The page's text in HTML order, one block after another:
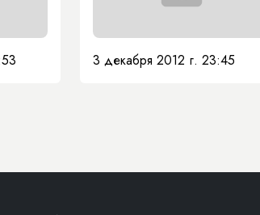
3 декабря 2012 г. 23:45